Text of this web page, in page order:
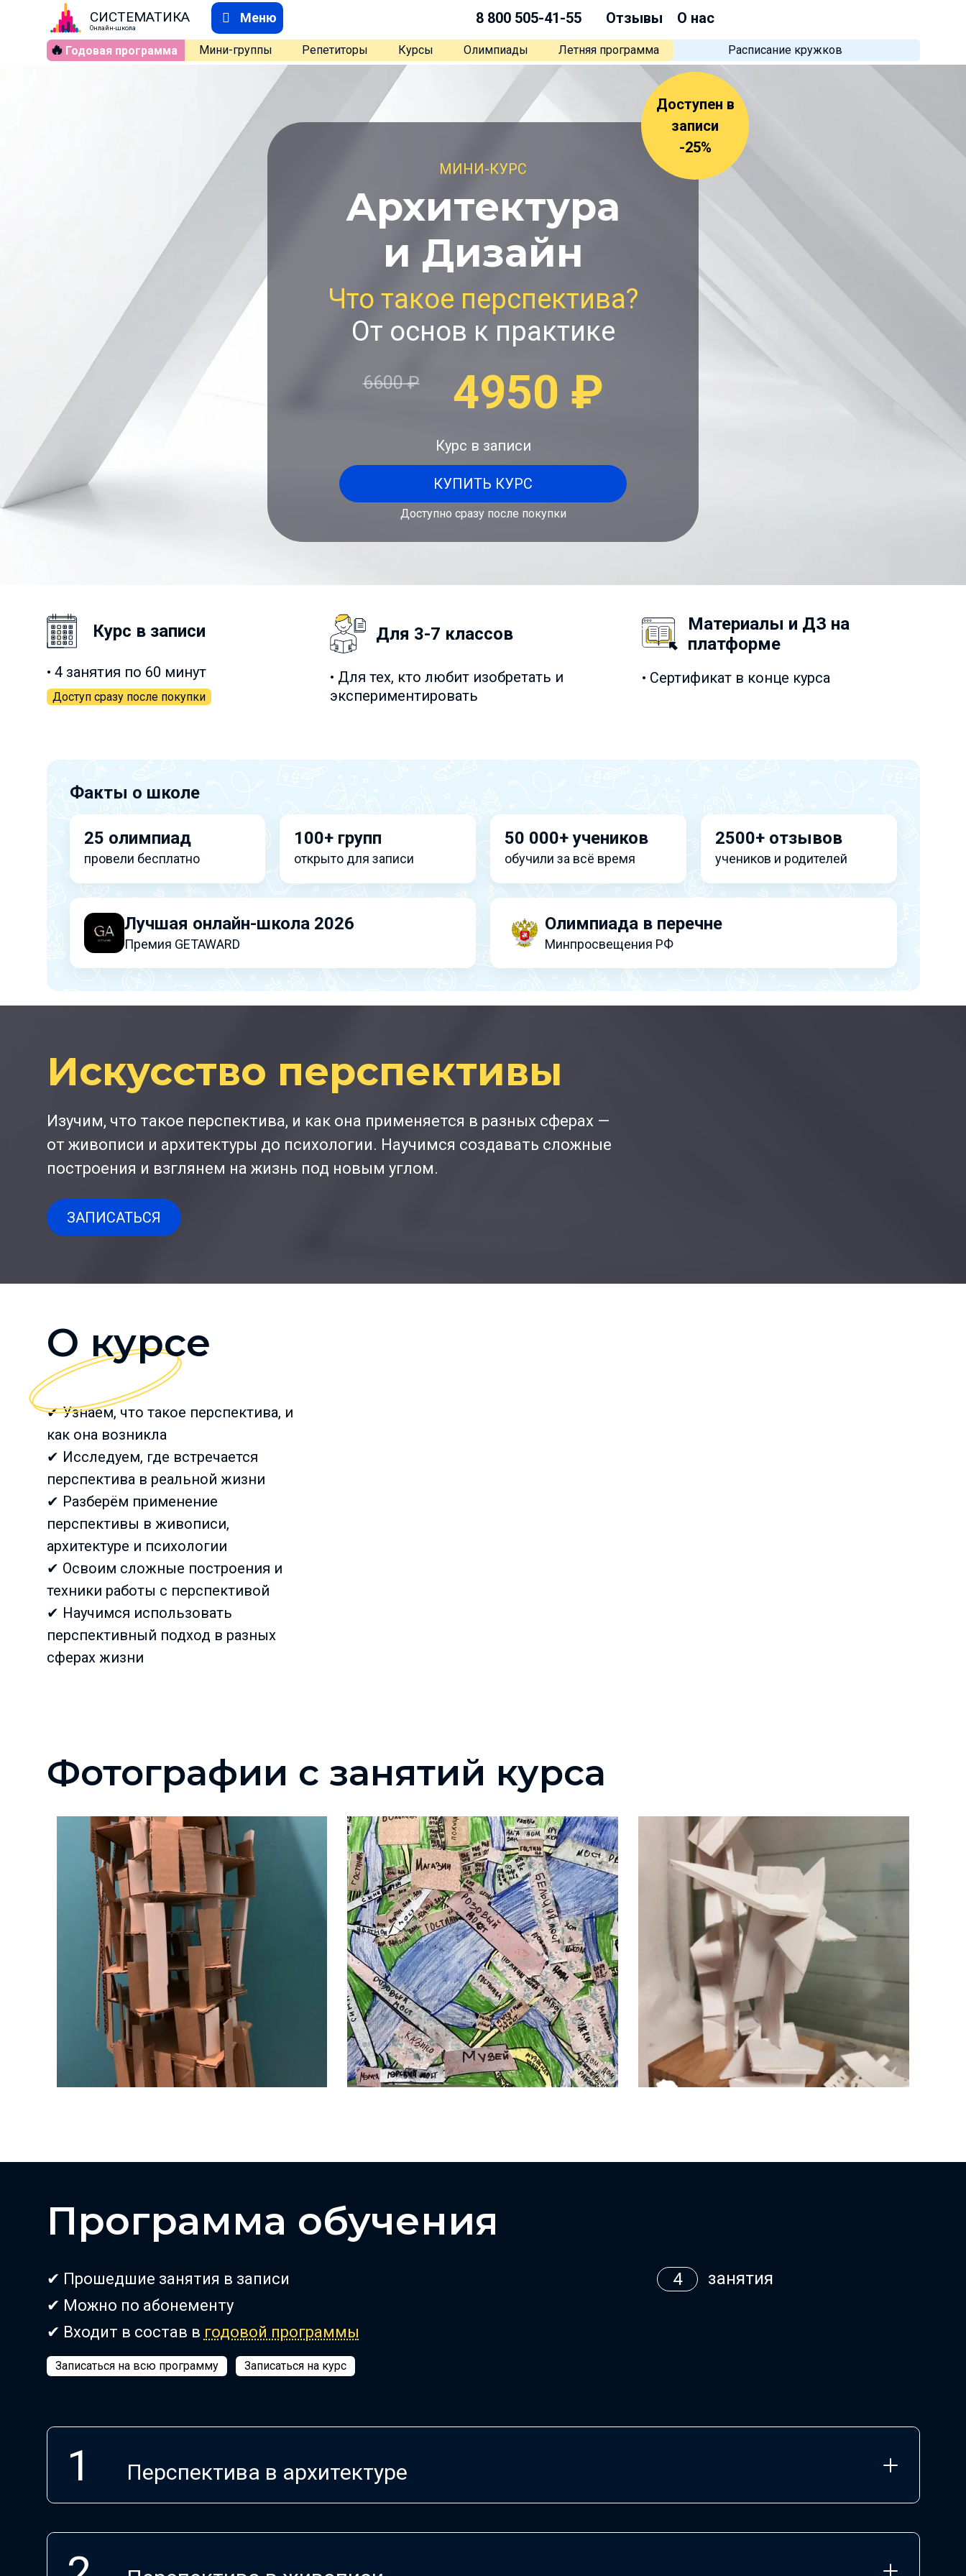
СИСТЕМАТИКА
Онлайн-школа
Меню 8 800 505-41-55 Отзывы
О нас
🔥 Годовая программа Мини-группы Репетиторы Курсы Олимпиады Летняя программа Расписание кружков
Доступен в
записи
-25%
МИНИ-КУРС
Архитектура
и Дизайн
Что такое перспектива?
От основ к практике
6600₽ 4950 ₽
Курс в записи
КУПИТЬ КУРС
Доступно сразу после покупки
Курс в записи
• 4 занятия по 60 минут
Доступ сразу после покупки
Для 3-7 классов
• Для тех, кто любит изобретать и
экспериментировать
Материалы и ДЗ на
платформе
• Сертификат в конце курса
Факты о школе
25 олимпиад
провели бесплатно
100+ групп
открыто для записи
50 000+ учеников
обучили за всё время
2500+ отзывов
учеников и родителей
Лучшая онлайн-школа 2026
Премия GETAWARD
Олимпиада в перечне
Минпросвещения РФ
Искусство перспективы
Изучим, что такое перспектива, и как она применяется в разных сферах —
от живописи и архитектуры до психологии. Научимся создавать сложные
построения и взглянем на жизнь под новым углом.
ЗАПИСАТЬСЯ
О курсе
✔ Узнаем, что такое перспектива, и
как она возникла
✔ Исследуем, где встречается
перспектива в реальной жизни
✔ Разберём применение
перспективы в живописи,
архитектуре и психологии
✔ Освоим сложные построения и
техники работы с перспективой
✔ Научимся использовать
перспективный подход в разных
сферах жизни
Фотографии с занятий курса
Программа обучения
✔ Прошедшие занятия в записи
✔ Можно по абонементу
✔ Входит в состав в годовой программы
Записаться на всю программу Записаться на курс
4 занятия
Перспектива в архитектуре